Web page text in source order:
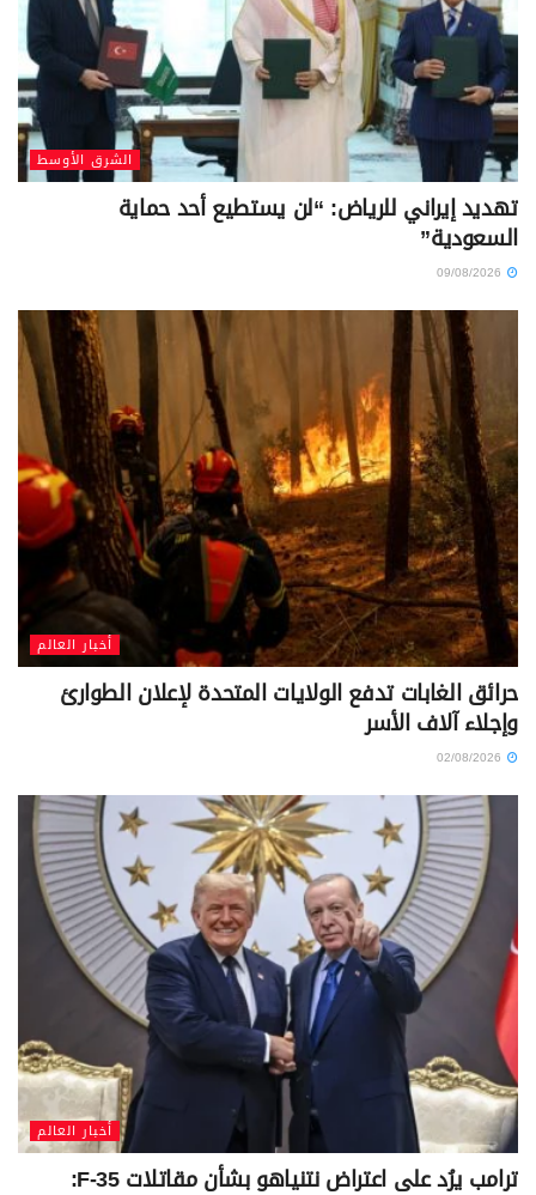
الشرق الأوسط
تهديد إيراني للرياض: “لن يستطيع أحد حماية
السعودية”
أخبار العالم
حرائق الغابات تدفع الولايات المتحدة لإعلان الطوارئ
وإجلاء آلاف الأسر
أخبار العالم
ترامب يرُد على اعتراض نتنياهو بشأن مقاتلات F-35: